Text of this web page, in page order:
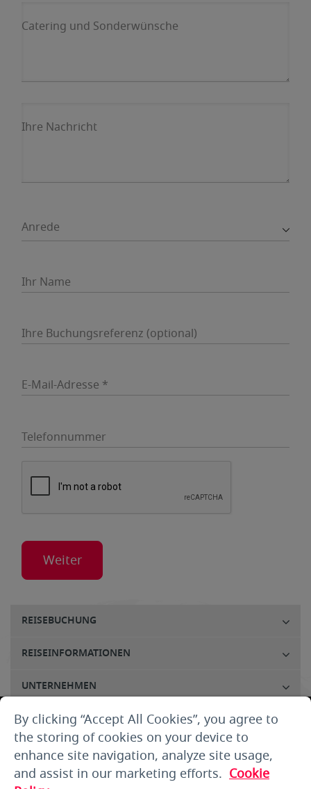
Catering und Sonderwünsche
Ihre Nachricht
Anrede
Ihr Name
Ihre Buchungsreferenz (optional)
E-Mail-Adresse *
Telefonnummer
REISEBUCHUNG
REISEINFORMATIONEN
UNTERNEHMEN
KUNDENSERVICE
UNTERNEHMEN
RECHTLICHE HINWEISE
By clicking “Accept All Cookies”, you agree to
the storing of cookies on your device to
enhance site navigation, analyze site usage,
and assist in our marketing efforts. Cookie